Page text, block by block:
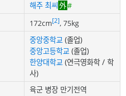
해주 최씨
#
172cm[2], 75kg
중앙중학교 (졸업)
중앙고등학교 (졸업)
한양대학교 (연극영화학 / 학
사)
육군 병장 만기전역